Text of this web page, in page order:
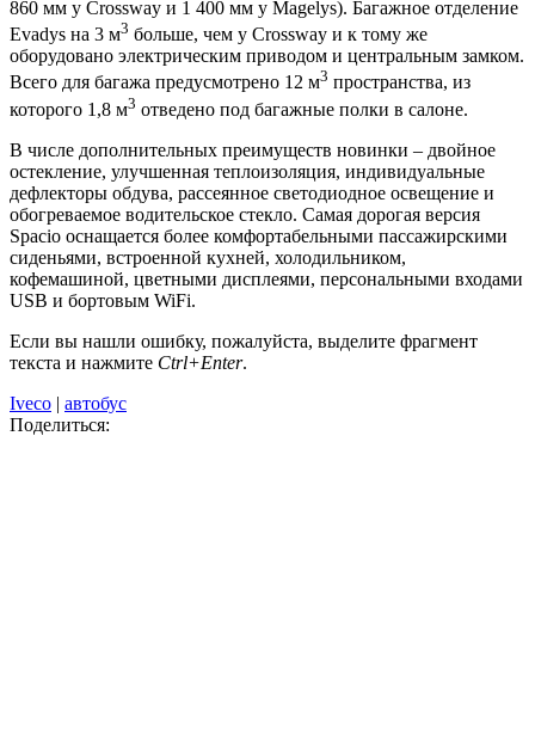
860 мм у Crossway и 1 400 мм у Magelys). Багажное отделение
Evadys на 3 м3 больше, чем у Crossway и к тому же
оборудовано электрическим приводом и центральным замком.
Всего для багажа предусмотрено 12 м3 пространства, из
которого 1,8 м3 отведено под багажные полки в салоне.
В числе дополнительных преимуществ новинки – двойное
остекление, улучшенная теплоизоляция, индивидуальные
дефлекторы обдува, рассеянное светодиодное освещение и
обогреваемое водительское стекло. Самая дорогая версия
Spacio оснащается более комфортабельными пассажирскими
сиденьями, встроенной кухней, холодильником,
кофемашиной, цветными дисплеями, персональными входами
USB и бортовым WiFi.
Если вы нашли ошибку, пожалуйста, выделите фрагмент
текста и нажмите Ctrl+Enter.
Iveco | автобус
Поделиться: